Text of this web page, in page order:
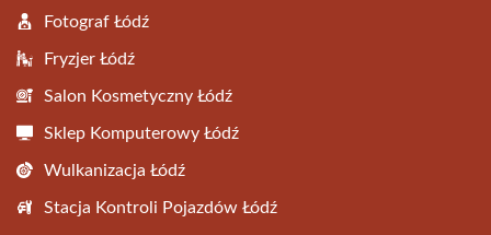
Fotograf Łódź
Fryzjer Łódź
Salon Kosmetyczny Łódź
Sklep Komputerowy Łódź
Wulkanizacja Łódź
Stacja Kontroli Pojazdów Łódź